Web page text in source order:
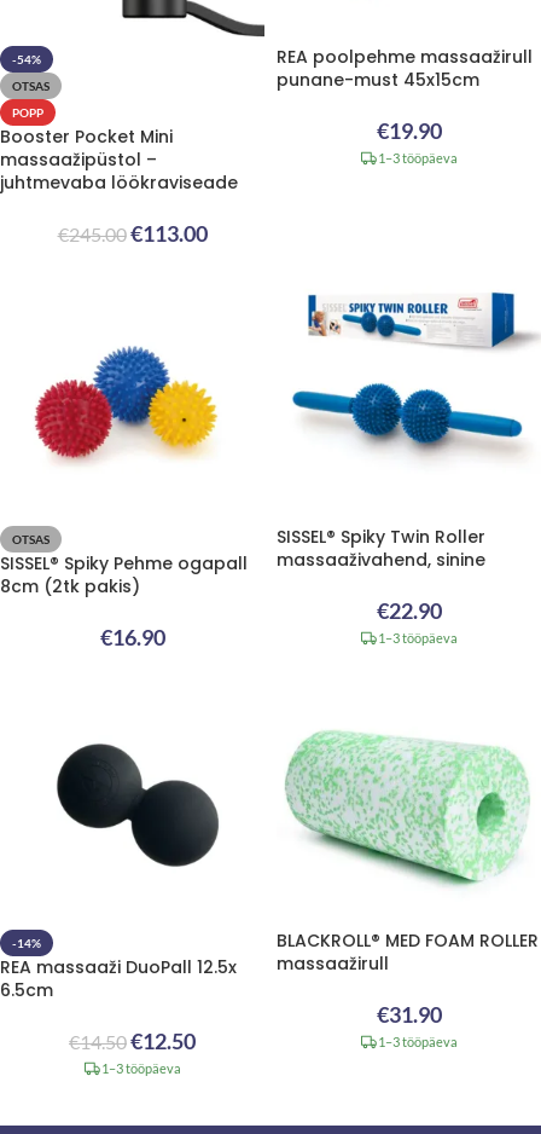
-54%
OTSAS
POPP
Booster Pocket Mini
massaažipüstol –
juhtmevaba löökraviseade
€245.00€113.00
REA poolpehme massaažirull
punane-must 45x15cm
€19.90
1–3 tööpäeva
OTSAS
SISSEL® Spiky Pehme ogapall
8cm (2tk pakis)
€16.90
SISSEL® Spiky Twin Roller
massaaživahend, sinine
€22.90
1–3 tööpäeva
-14%
REA massaaži DuoPall 12.5x
6.5cm
€14.50€12.50
1–3 tööpäeva
BLACKROLL® MED FOAM ROLLER
massaažirull
€31.90
1–3 tööpäeva